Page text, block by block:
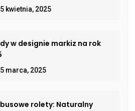
bezpieczeństwo,
i komfort?
kwietnia, 2025
w designie markiz na rok
marca, 2025
rolety: Naturalny